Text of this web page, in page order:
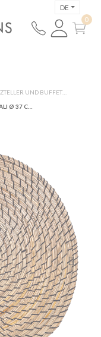
DE
PLATTEN, PLATZTELLER UND BUFFETTZUBEHÖR